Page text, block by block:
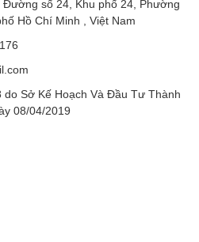
có thể nhanh chóng nạp pin cho
việc hoặc giải trí.
C tích
còn lo
Đường số 24, Khu phố 24, Phường
Hồ Chí Minh , Việt Nam
do Sở Kế Hoạch Và Đầu Tư Thành
08/04/2019